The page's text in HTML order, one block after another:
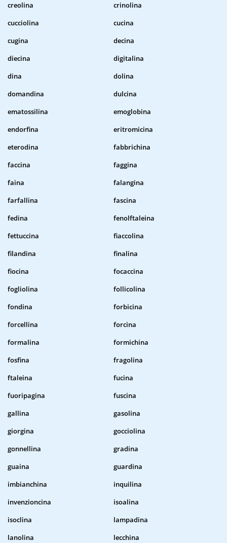
creolina
crinolina
cucciolina
cucina
cugina
decina
diecina
digitalina
dina
dolina
domandina
dulcina
ematossilina
emoglobina
endorfina
eritromicina
eterodina
fabbrichina
faccina
faggina
faina
falangina
farfallina
fascina
fedina
fenolftaleina
fettuccina
fiaccolina
filandina
finalina
fiocina
focaccina
fogliolina
follicolina
fondina
forbicina
forcellina
forcina
formalina
formichina
fosfina
fragolina
ftaleina
fucina
fuoripagina
fuscina
gallina
gasolina
giorgina
gocciolina
gonnellina
gradina
guaina
guardina
imbianchina
inquilina
invenzioncina
isoalina
isoclina
lampadina
lanolina
lecchina